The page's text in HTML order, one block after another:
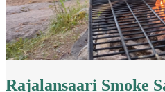
Rajalansaari Smoke